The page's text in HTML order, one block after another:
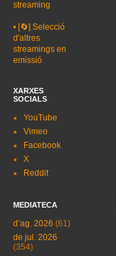
streaming
• [🔄] Selecció
d'altres
streamings en
emissió
XARXES
SOCIALS
YouTube
Vimeo
Facebook
X
Reddit
MEDIATECA
d’ag. 2026 (61)
de jul. 2026
(354)